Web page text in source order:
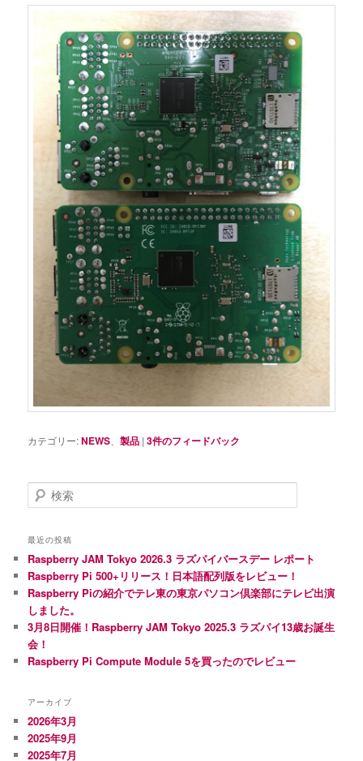
カテゴリー:NEWS 、製品 |3件のフィードバック
検
索
最近の投稿
Raspberry JAM Tokyo 2026.3 ラズパイバースデー レポート
Raspberry Pi 500+リリース！日本語配列版をレビュー！
Raspberry Piの紹介でテレ東の東京パソコン倶楽部にテレビ出演
しました。
3月8日開催！Raspberry JAM Tokyo 2025.3 ラズパイ13歳お誕生
会！
Raspberry Pi Compute Module 5を買ったのでレビュー
アーカイブ
2026年3月
2025年9月
2025年7月